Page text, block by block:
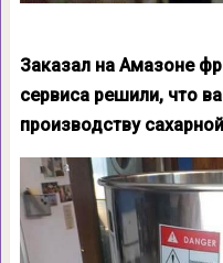
Заказал на Амазоне
сервиса решили, что
производству